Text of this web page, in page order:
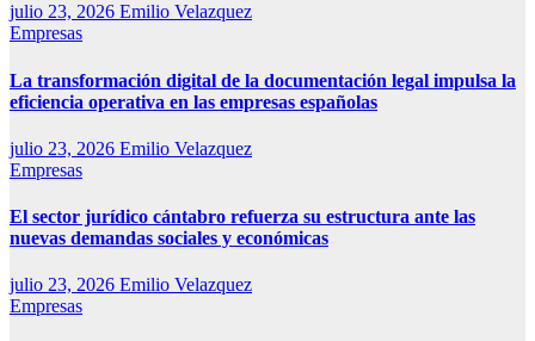
julio 23, 2026 Emilio Velazquez
Empresas
La transformación digital de la documentación legal impulsa la
eficiencia operativa en las empresas españolas
julio 23, 2026 Emilio Velazquez
Empresas
El sector jurídico cántabro refuerza su estructura ante las
nuevas demandas sociales y económicas
julio 23, 2026 Emilio Velazquez
Empresas